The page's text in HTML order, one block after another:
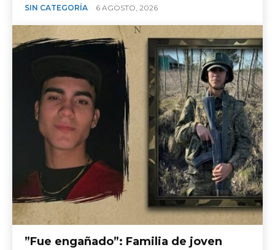
SIN CATEGORÍA 6 AGOSTO, 2026
​”Fue engañado”: Familia de joven